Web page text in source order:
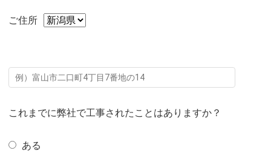
ご住所
これまでに弊社で工事されたことはありますか？
ある